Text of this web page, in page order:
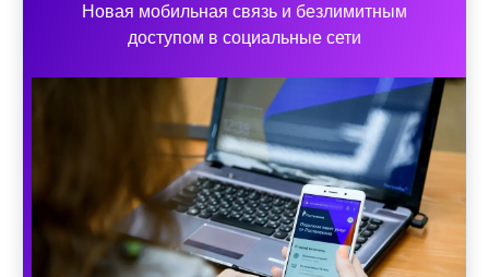
Новая мобильная связь и безлимитным
доступом в социальные сети